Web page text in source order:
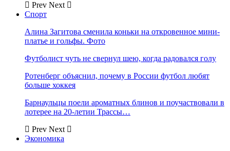
Prev Next
Спорт
Алина Загитова сменила коньки на откровенное мини-
платье и гольфы. Фото
Футболист чуть не свернул шею, когда радовался голу
Ротенберг объяснил, почему в России футбол любят
больше хоккея
Барнаульцы поели ароматных блинов и поучаствовали в
лотерее на 20-летии Трассы…
Prev Next
Экономика